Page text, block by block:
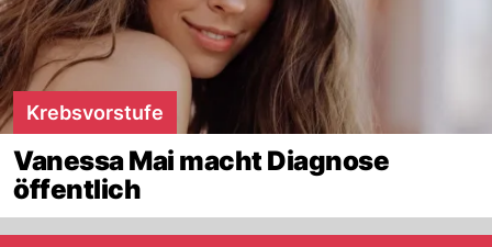
Krebsvorstufe
Vanessa Mai macht Diagnose
öffentlich